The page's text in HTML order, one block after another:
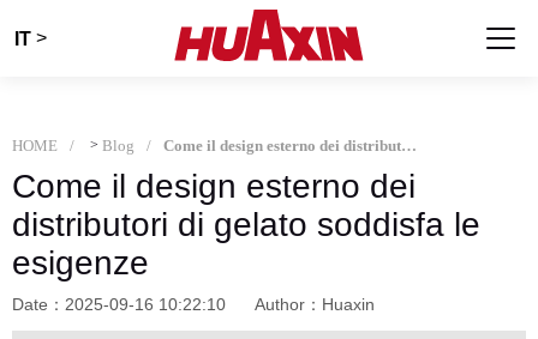
IT >
HOME > Blog Come il design esterno dei distributori di gelato soddisfa le esigenze
Come il design esterno dei
distributori di gelato soddisfa le
esigenze
Date：2025-09-16 10:22:10 Author：Huaxin